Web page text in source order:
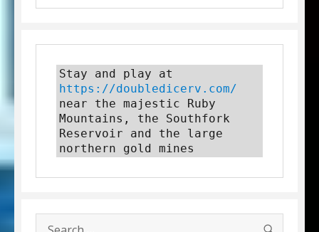
https://doubledicerv.com/
near the majestic Ruby
Mountains, the Southfork
Reservoir and the large
northern gold mines
Search